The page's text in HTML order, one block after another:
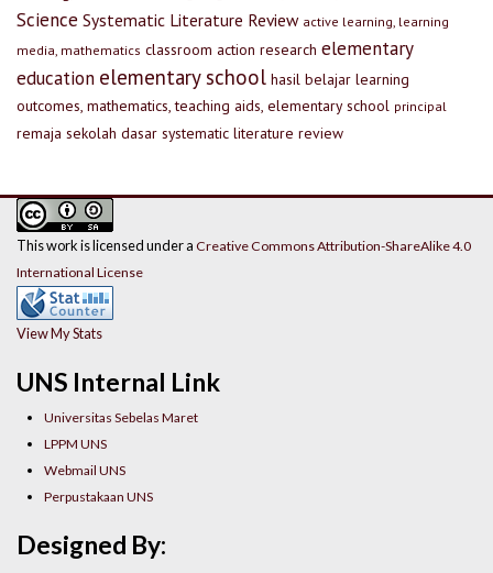
Science Systematic Literature Review active learning, learning
media, mathematics classroom action research elementary
education elementary school hasil belajar learning
outcomes, mathematics, teaching aids, elementary school principal
remaja sekolah dasar systematic literature review
UNS Internal Link
Universitas Sebelas Maret
LPPM UNS
Webmail UNS
Perpustakaan UNS
This work is licensed under a Creative Commons Attribution-ShareAlike 4.0
International License
View My Stats
Designed By: